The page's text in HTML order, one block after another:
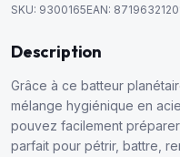
SKU: 9300165EAN:
Description
Grâce à ce batteur
mélange hygiénique en
pouvez facilement
parfait pour pétrir, battre,